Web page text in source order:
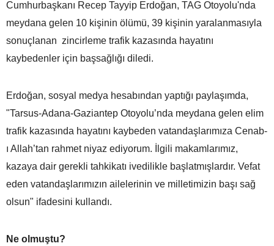
Cumhurbaşkanı Recep Tayyip Erdoğan, TAG Otoyolu'nda
meydana gelen 10 kişinin ölümü, 39 kişinin yaralanmasıyla
sonuçlanan zincirleme trafik kazasında hayatını
kaybedenler için başsağlığı diledi.
Erdoğan, sosyal medya hesabından yaptığı paylaşımda,
"Tarsus-Adana-Gaziantep Otoyolu’nda meydana gelen elim
trafik kazasında hayatını kaybeden vatandaşlarımıza Cenab-
ı Allah’tan rahmet niyaz ediyorum. İlgili makamlarımız,
kazaya dair gerekli tahkikatı ivedilikle başlatmışlardır. Vefat
eden vatandaşlarımızın ailelerinin ve milletimizin başı sağ
olsun" ifadesini kullandı.
Ne olmuştu?